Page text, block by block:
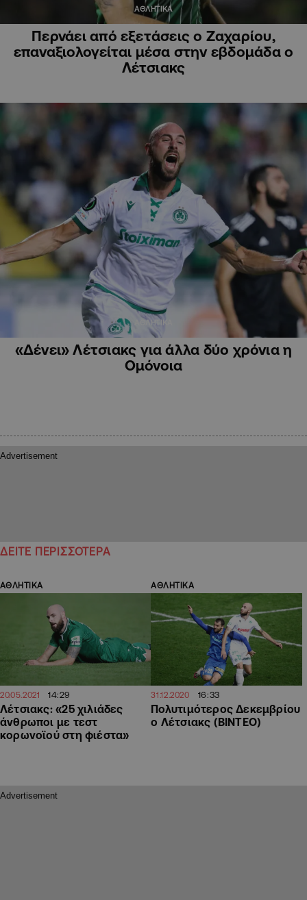
ΑΘΛΗΤΙΚΑ
Περνάει από εξετάσεις ο Ζαχαρίου,
επαναξιολογείται μέσα στην εβδομάδα ο
Λέτσιακς
ΑΘΛΗΤΙΚΑ
«Δένει» Λέτσιακς για άλλα δύο χρόνια η
Ομόνοια
ΔΕΙΤΕ ΠΕΡΙΣΣΟΤΕΡΑ
ΑΘΛΗΤΙΚΑ
20.05.2021 14:29
Λέτσιακς: «25 χιλιάδες
άνθρωποι με τεστ
κορωνοϊού στη φιέστα»
ΑΘΛΗΤΙΚΑ
31.12.2020 16:33
Πολυτιμότερος Δεκεμβρίου
ο Λέτσιακς (ΒΙΝΤΕΟ)